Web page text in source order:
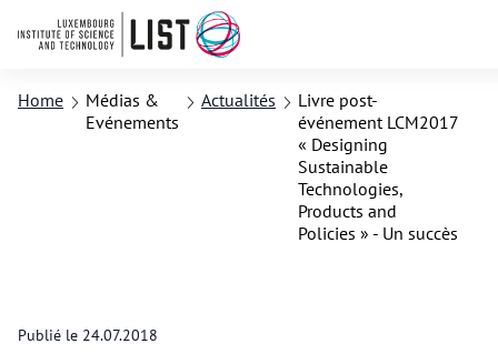
Home
Médias &
Evénements
Actualités
Livre post-
événement LCM2017
« Designing
Sustainable
Technologies,
Products and
Policies » - Un succès
Publié le 24.07.2018